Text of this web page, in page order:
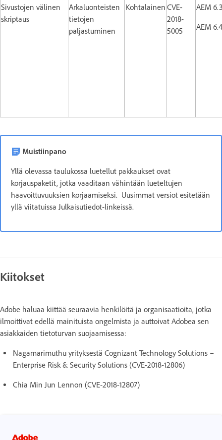
Sivustojen välinen
skriptaus
Arkaluonteisten
tietojen
paljastuminen
Kohtalainen CVE-
2018-
5005
AEM
AEM 6.4
Muistiinpano
Yllä olevassa taulukossa luetellut pakkaukset ovat
korjauspaketit, jotka vaaditaan vähintään lueteltujen
haavoittuvuuksien korjaamiseksi. Uusimmat versiot esitetään
yllä viitatuissa Julkaisutiedot-linkeissä.
Kiitokset
Adobe haluaa kiittää seuraavia henkilöitä ja organisaatioita, jotka
ilmoittivat edellä mainituista ongelmista ja auttoivat Adobea sen
asiakkaiden tietoturvan suojaamisessa:
Nagamarimuthu yrityksestä Cognizant Technology Solutions –
Enterprise Risk & Security Solutions (CVE-2018-12806)
Chia Min Jun Lennon (CVE-2018-12807)